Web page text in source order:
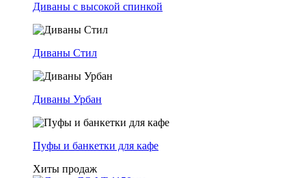
Диваны с высокой спинкой
Диваны Стил
Диваны Урбан
Пуфы и банкетки для кафе
Хиты продаж